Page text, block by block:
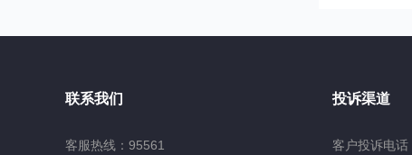
联系我们
客服热线：95561
投诉渠道
客户投诉电话